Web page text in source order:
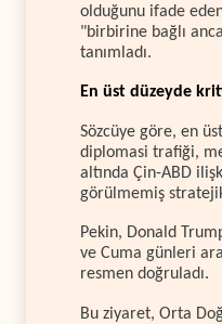
olduğunu ifade
"birbirine bağlı
tanımladı.
En üst düzeyde
Sözcüye göre, en
diplomasi trafiği,
altında Çin-ABD
görülmemiş
Pekin, Donald
ve Cuma günleri
resmen doğruladı.
Bu ziyaret, Orta